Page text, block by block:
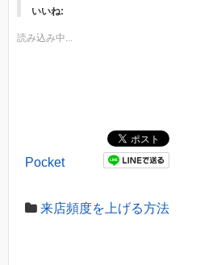
いいね:
読み込み中...
Pocket
来店頻度を上げる方法